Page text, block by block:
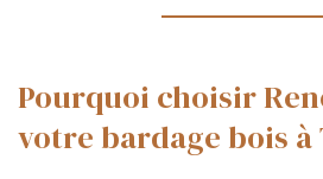
Pourquoi choisir
votre bardage bois à